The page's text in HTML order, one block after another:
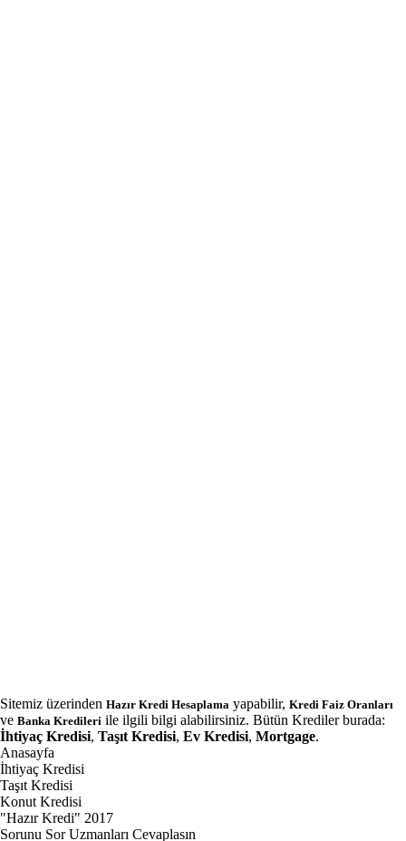
Sitemiz üzerinden Hazır Kredi Hesaplama yapabilir, Kredi Faiz Oranları
ve Banka Kredileri ile ilgili bilgi alabilirsiniz. Bütün Krediler burada:
İhtiyaç Kredisi, Taşıt Kredisi, Ev Kredisi, Mortgage.
Anasayfa
İhtiyaç Kredisi
Taşıt Kredisi
Konut Kredisi
"Hazır Kredi" 2017
Sorunu Sor Uzmanları Cevaplasın